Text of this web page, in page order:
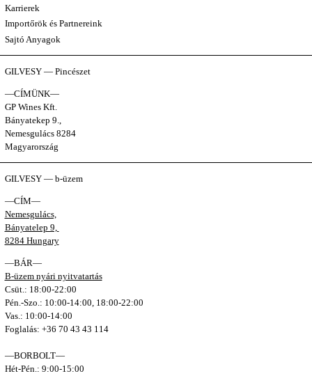
Karrierek
Importőrök és Partnereink
Sajtó Anyagok
GILVESY — Pincészet
—CÍMÜNK—
GP Wines Kft.
Bányatekep 9.,
Nemesgulács 8284
Magyarország
GILVESY — b-üzem
—CÍM—
Nemesgulács,
Bányatelep 9,
8284 Hungary
—BÁR—
B-üzem nyári nyitvatartás
Csüt.: 18:00-22:00
Pén.-Szo.: 10:00-14:00, 18:00-22:00
Vas.: 10:00-14:00
Foglalás: +36 70 43 43 114
—BORBOLT—
Hét-Pén.: 9:00-15:00